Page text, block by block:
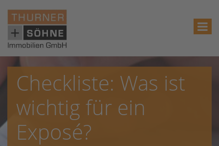
Checkliste: Was ist
wichtig für ein
Exposé?